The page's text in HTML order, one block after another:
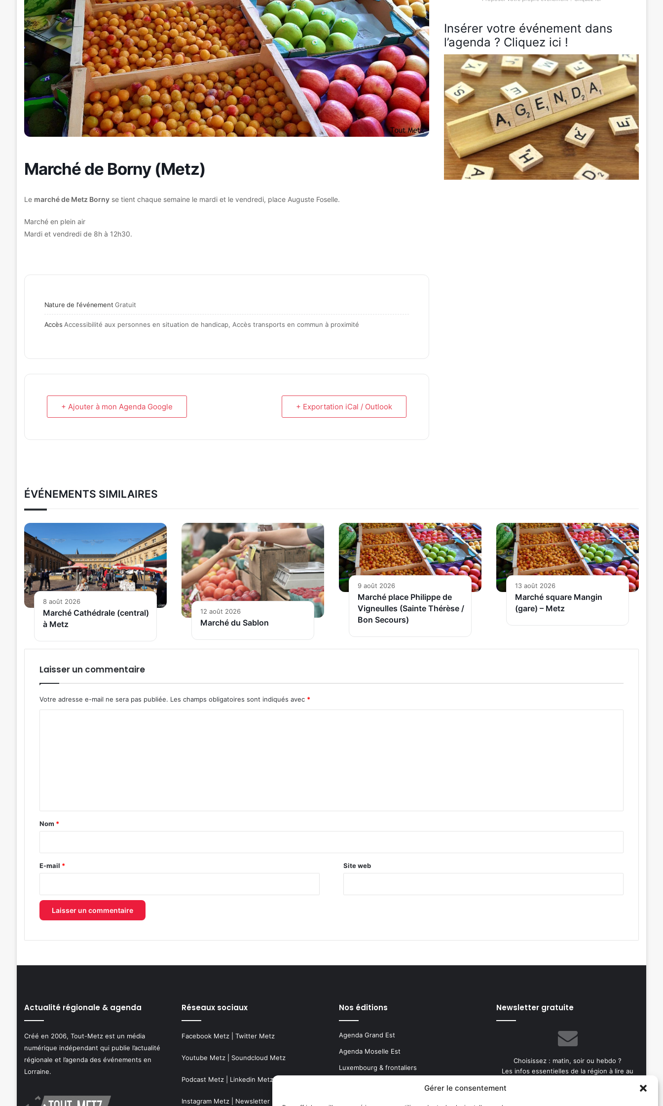
Gérer le consentement
Marché de Borny (Metz)
Le marché de Metz Bornyse tient chaque semaine le mardi et le vendredi, place Auguste Foselle.
Marché en plein air
Mardi et vendredi de 8h à 12h30.
Nature de l'événementGratuit
Accès Accessibilité aux personnes en situation de handicap, Accès transports en commun à proximité
+ Ajouter à mon Agenda Google + Exportation iCal / Outlook
Insérer votre événement dans
l’agenda ? Cliquez ici !
ÉVÉNEMENTS SIMILAIRES
8 août 2026
Marché Cathédrale (central)
à Metz
12 août 2026
Marché du Sablon
9 août 2026
Marché place Philippe de
Vigneulles (Sainte Thérèse /
Bon Secours)
13 août 2026
Marché square Mangin
(gare) – Metz
Laisser un commentaire
Votre adresse e-mail ne sera pas publiée. Les champs obligatoires sont indiqués avec *
a
e
Nom *
E-mail * Site web
Actualité régionale & agenda
Créé en 2006, Tout-Metz est un média
numérique indépendant qui publie l’actualité
régionale et l’agenda des événements en
Lorraine.
Réseaux sociaux
Facebook Metz| Twitter Metz
Youtube Metz| Soundcloud Metz
Podcast Metz| Linkedin Metz
Instagram Metz| Newsletter Metz
Nos éditions
Agenda Grand Est
Agenda Moselle Est
Luxembourg & frontaliers
Newsletter gratuite
Choisissez : matin, soir ou hebdo ?
Les infos essentielles de la région à lire au